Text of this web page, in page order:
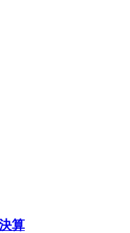
算